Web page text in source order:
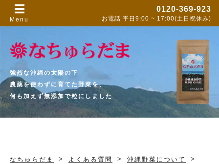
Menu お電話 平日9:00 ~ 17:00(土日祝休み)
0120-369-923
強烈な沖縄の太陽の下
農薬を使わずに育てた野菜を、
何も加えず無添加で粒にしました
なちゅらだま > よくある質問 > 沖縄野菜について
>